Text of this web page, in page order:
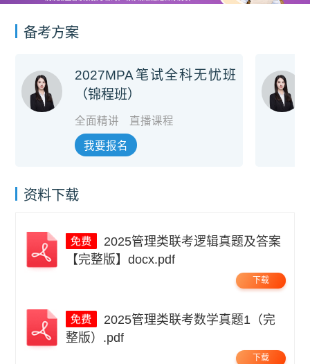
备考方案
2027MPA笔试全科无忧班
（锦程班）
全面精讲 直播课程
我要报名
资料下载
【完整版】docx.pdf
下载
整版）.pdf
下载